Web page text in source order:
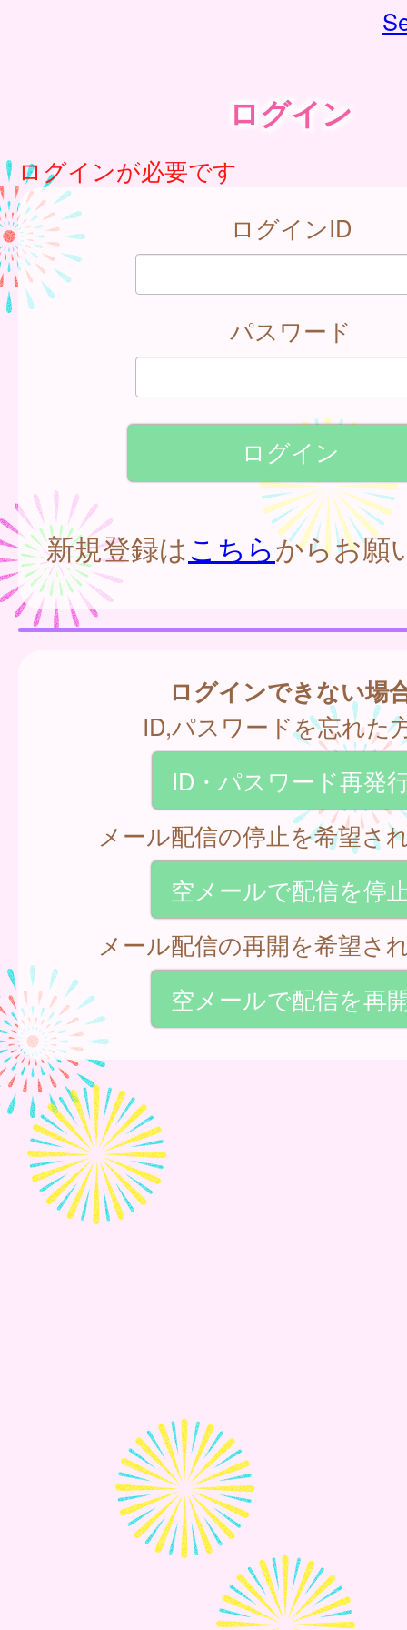
ログイン
ログインが必要です
ログインID
パスワード
新規登録はこちらからお願
ログインできない場
ID,パスワードを忘れた
ID・パスワード再発
メール配信の停止を希望さ
空メールで配信を停
メール配信の再開を希望さ
空メールで配信を再